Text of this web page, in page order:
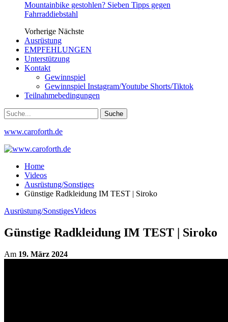
Mountainbike gestohlen? Sieben Tipps gegen
Fahrraddiebstahl
Vorherige Nächste
Ausrüstung
EMPFEHLUNGEN
Unterstützung
Kontakt
Gewinnspiel
Gewinnspiel Instagram/Youtube Shorts/Tiktok
Teilnahmebedingungen
www.caroforth.de
Home
Videos
Ausrüstung/Sonstiges
Günstige Radkleidung IM TEST | Siroko
Ausrüstung/SonstigesVideos
Günstige Radkleidung IM TEST | Siroko
Am 19. März 2024